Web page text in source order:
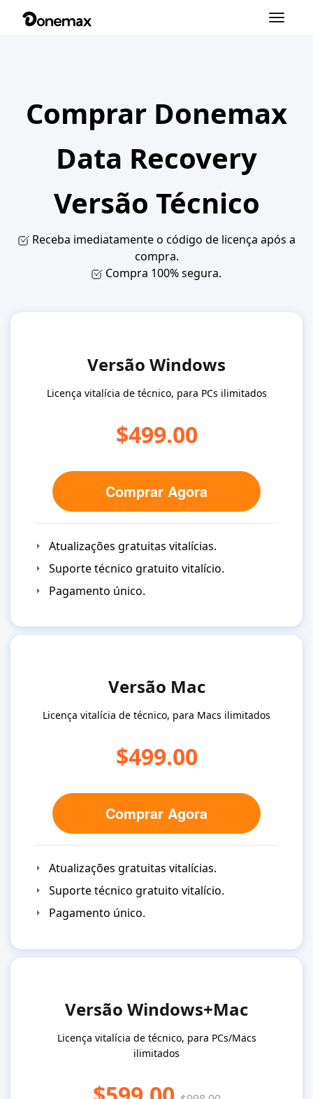
Alternar
Comprar Donemax
Data Recovery
Versão Técnico
Receba imediatamente o código de licença após a
compra.
Compra 100% segura.
Versão Windows
Licença vitalícia de técnico, para PCs ilimitados
$499.00
Comprar Agora
Atualizações gratuitas vitalícias.
Suporte técnico gratuito vitalício.
Pagamento único.
Versão Mac
Licença vitalícia de técnico, para Macs ilimitados
$499.00
Comprar Agora
Atualizações gratuitas vitalícias.
Suporte técnico gratuito vitalício.
Pagamento único.
Versão Windows+Mac
Licença vitalícia de técnico, para PCs/Macs
ilimitados